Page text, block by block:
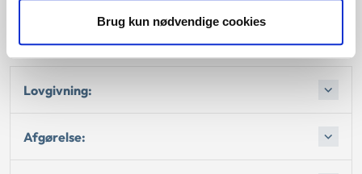
Brug kun nødvendige cookies
Lovgivning:
Afgørelse: